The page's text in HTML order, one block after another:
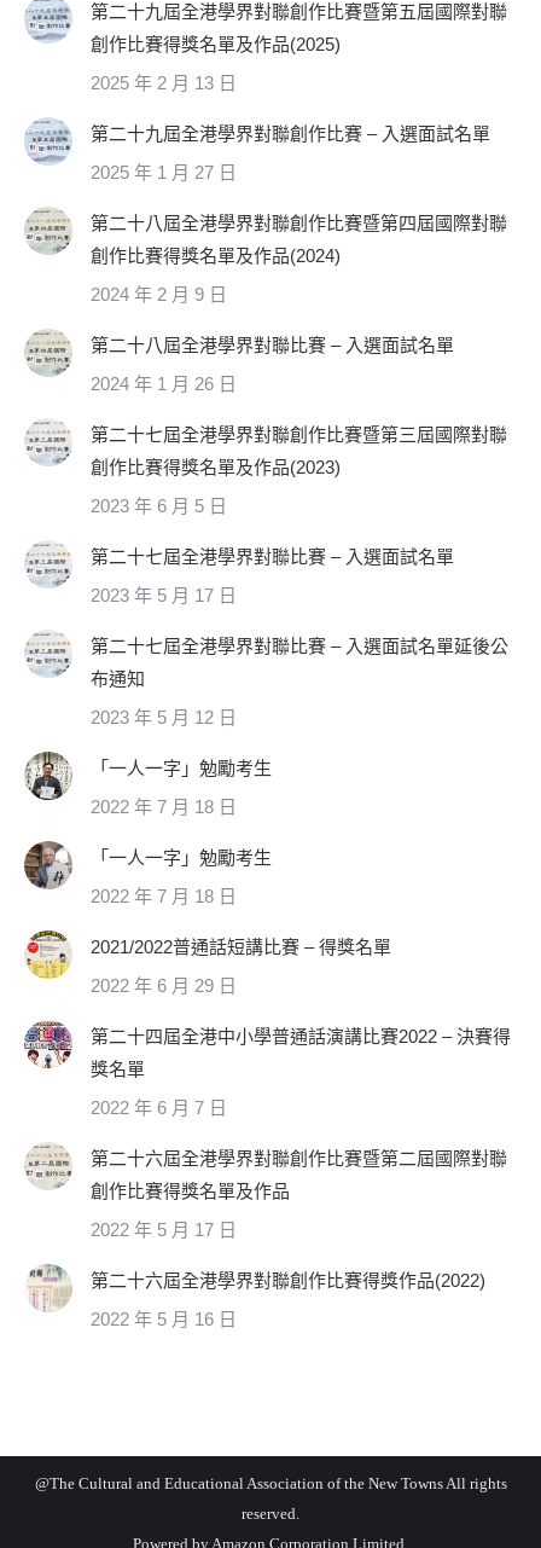
第二十九屆全港學界對聯創作比賽暨第五屆國際對聯
創作比賽得獎名單及作品(2025)
2025 年 2 月 13 日
第二十九屆全港學界對聯創作比賽 – 入選面試名單
2025 年 1 月 27 日
第二十八屆全港學界對聯創作比賽暨第四屆國際對聯
創作比賽得獎名單及作品(2024)
2024 年 2 月 9 日
第二十八屆全港學界對聯比賽 – 入選面試名單
2024 年 1 月 26 日
第二十七屆全港學界對聯創作比賽暨第三屆國際對聯
創作比賽得獎名單及作品(2023)
2023 年 6 月 5 日
第二十七屆全港學界對聯比賽 – 入選面試名單
2023 年 5 月 17 日
第二十七屆全港學界對聯比賽 – 入選面試名單延後公
布通知
2023 年 5 月 12 日
「一人一字」勉勵考生
2022 年 7 月 18 日
「一人一字」勉勵考生
2022 年 7 月 18 日
2021/2022普通話短講比賽 – 得獎名單
2022 年 6 月 29 日
第二十四屆全港中小學普通話演講比賽2022 – 決賽得
獎名單
2022 年 6 月 7 日
第二十六屆全港學界對聯創作比賽暨第二屆國際對聯
創作比賽得獎名單及作品
2022 年 5 月 17 日
第二十六屆全港學界對聯創作比賽得獎作品(2022)
2022 年 5 月 16 日
@The Cultural and Educational Association of the New Towns All rights
reserved.
Powered by Amazon Corporation Limited.